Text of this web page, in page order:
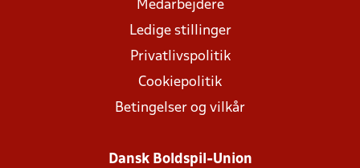
Medarbejdere
Ledige stillinger
Privatlivspolitik
Cookiepolitik
Betingelser og vilkår
Dansk Boldspil-Union